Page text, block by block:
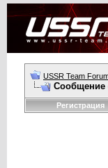
USSR Team
Регистрация